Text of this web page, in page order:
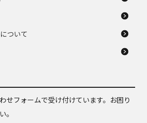
ついて
せフォームで受け付けています。お困り
。